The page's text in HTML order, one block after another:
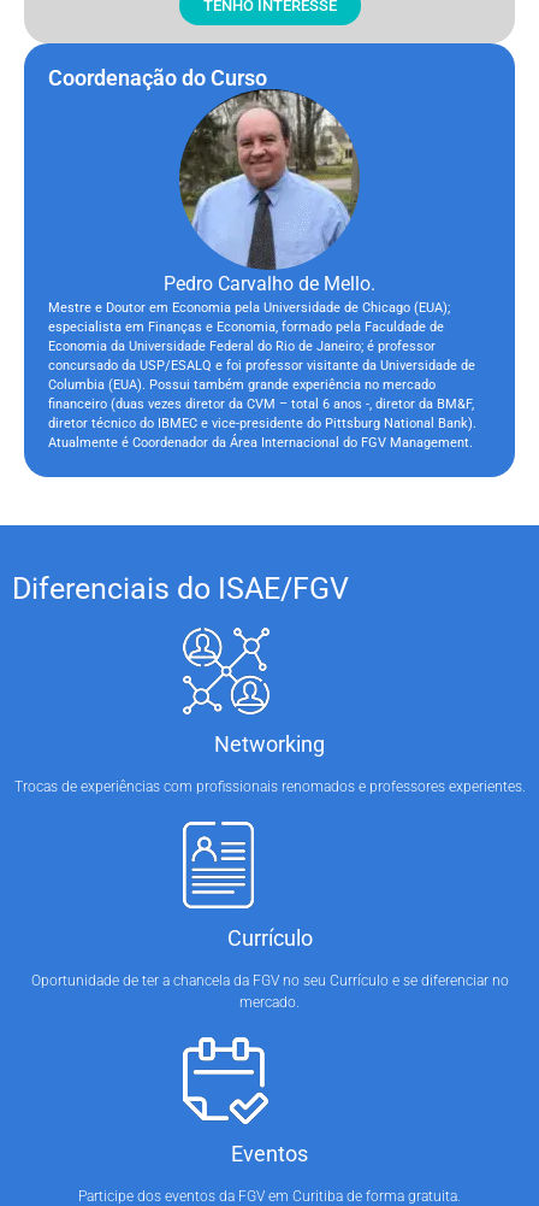
TENHO INTERESSE
Coordenação do Curso
Pedro Carvalho de Mello.
Mestre e Doutor em Economia pela Universidade de Chicago (EUA);
especialista em Finanças e Economia, formado pela Faculdade de
Economia da Universidade Federal do Rio de Janeiro; é professor
concursado da USP/ESALQ e foi professor visitante da Universidade de
Columbia (EUA). Possui também grande experiência no mercado
financeiro (duas vezes diretor da CVM – total 6 anos -, diretor da BM&F,
diretor técnico do IBMEC e vice-presidente do Pittsburg National Bank).
Atualmente é Coordenador da Área Internacional do FGV Management.
Diferenciais do ISAE/FGV
Networking
Trocas de experiências com profissionais renomados e professores experientes.
Currículo
Oportunidade de ter a chancela da FGV no seu Currículo e se diferenciar no
mercado.
Eventos
Participe dos eventos da FGV em Curitiba de forma gratuita.